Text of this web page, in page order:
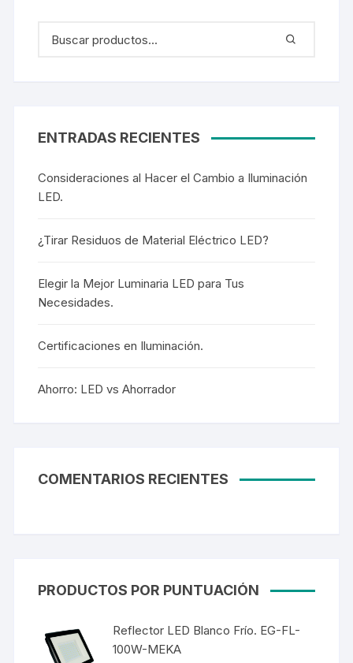
ENTRADAS RECIENTES
Consideraciones al Hacer el Cambio a Iluminación
LED.
¿Tirar Residuos de Material Eléctrico LED?
Elegir la Mejor Luminaria LED para Tus
Necesidades.
Certificaciones en Iluminación.
Ahorro: LED vs Ahorrador
COMENTARIOS RECIENTES
PRODUCTOS POR PUNTUACIÓN
Reflector LED Blanco Frío. EG-FL-
100W-MEKA